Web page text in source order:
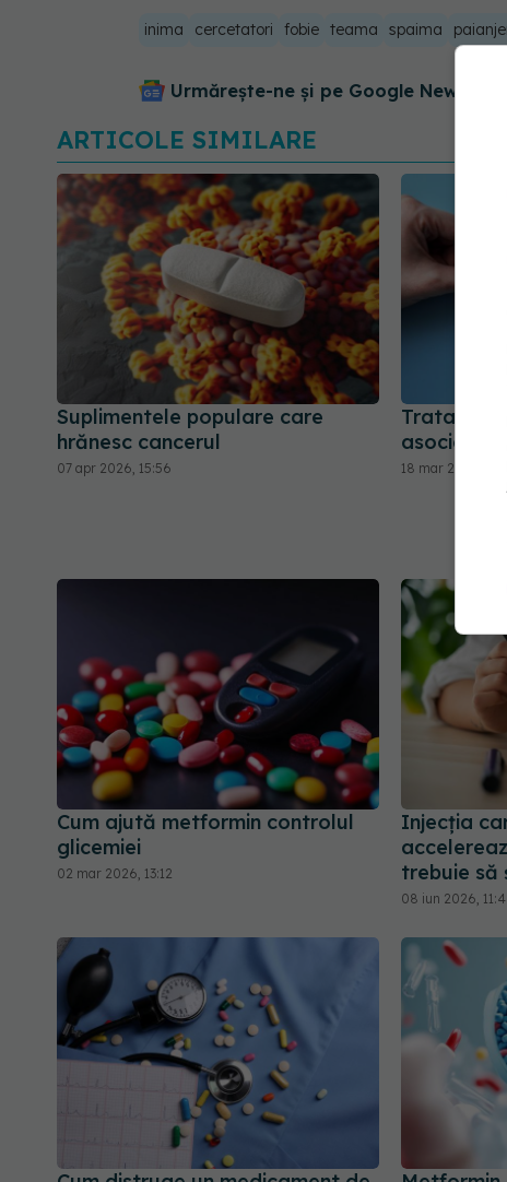
inima cercetatori fobie teama spaima
Urmărește-ne și pe Google News -
ARTICOLE SIMILARE
Suplimentele populare care
hrănesc cancerul
07 apr 2026, 15:56
asociat
18 mar 2026,
Cum ajută metformin controlul
glicemiei
02 mar 2026, 13:12
Injecția
trebuie să
08 iun 2026,